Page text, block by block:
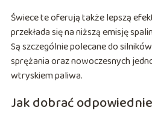
Świece te oferują także lepszą
przekłada się na niższą emisję
Są szczególnie polecane do
sprężania oraz nowoczesnych
wtryskiem paliwa.
Jak dobrać